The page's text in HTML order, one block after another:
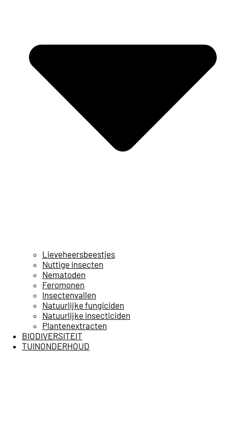
Lieveheersbeestjes
Nuttige insecten
Nematoden
Feromonen
Insectenvallen
Natuurlijke fungiciden
Natuurlijke insecticiden
Plantenextracten
BIODIVERSITEIT
TUINONDERHOUD